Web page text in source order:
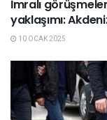
İmralı
yaklaşımı:
10 OCAK 2025